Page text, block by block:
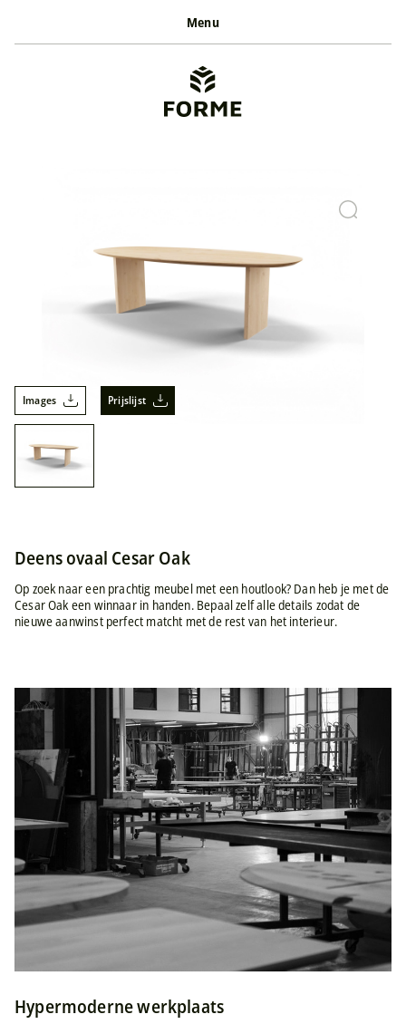
Menu
Images Prijslijst
Deens ovaal Cesar Oak
Op zoek naar een prachtig meubel met een houtlook? Dan heb je met de
Cesar Oak een winnaar in handen. Bepaal zelf alle details zodat de
nieuwe aanwinst perfect matcht met de rest van het interieur.
Hypermoderne werkplaats